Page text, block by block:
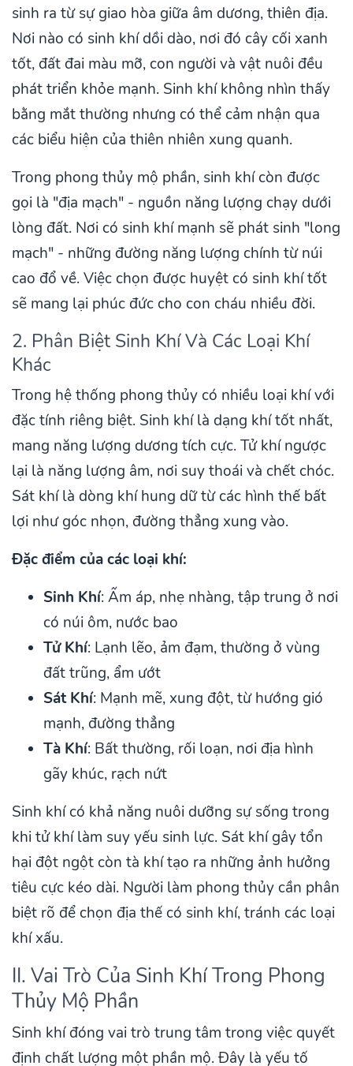
sinh ra từ sự giao hòa giữa âm dương, thiên địa.
Nơi nào có sinh khí dồi dào, nơi đó cây cối xanh
tốt, đất đai màu mỡ, con người và vật nuôi đều
phát triển khỏe mạnh. Sinh khí không nhìn thấy
bằng mắt thường nhưng có thể cảm nhận qua
các biểu hiện của thiên nhiên xung quanh.
Trong phong thủy mộ phần, sinh khí còn được
gọi là "địa mạch" - nguồn năng lượng chạy dưới
lòng đất. Nơi có sinh khí mạnh sẽ phát sinh "long
mạch" - những đường năng lượng chính từ núi
cao đổ về. Việc chọn được huyệt có sinh khí tốt
sẽ mang lại phúc đức cho con cháu nhiều đời.
2. Phân Biệt Sinh Khí Và Các Loại Khí
Khác
Trong hệ thống phong thủy có nhiều loại khí với
đặc tính riêng biệt. Sinh khí là dạng khí tốt nhất,
mang năng lượng dương tích cực. Tử khí ngược
lại là năng lượng âm, nơi suy thoái và chết chóc.
Sát khí là dòng khí hung dữ từ các hình thế bất
lợi như góc nhọn, đường thẳng xung vào.
Đặc điểm của các loại khí:
Sinh Khí: Ấm áp, nhẹ nhàng, tập trung ở nơi
có núi ôm, nước bao
Tử Khí: Lạnh lẽo, ảm đạm, thường ở vùng
đất trũng, ẩm ướt
Sát Khí: Mạnh mẽ, xung đột, từ hướng gió
mạnh, đường thẳng
Tà Khí: Bất thường, rối loạn, nơi địa hình
gãy khúc, rạch nứt
Sinh khí có khả năng nuôi dưỡng sự sống trong
khi tử khí làm suy yếu sinh lực. Sát khí gây tổn
hại đột ngột còn tà khí tạo ra những ảnh hưởng
tiêu cực kéo dài. Người làm phong thủy cần phân
biệt rõ để chọn địa thế có sinh khí, tránh các loại
khí xấu.
II. Vai Trò Của Sinh Khí Trong Phong
Thủy Mộ Phần
Sinh khí đóng vai trò trung tâm trong việc quyết
định chất lượng một phần mộ. Đây là yếu tố